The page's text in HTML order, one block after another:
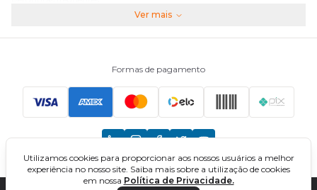
Principais Concursos
CNU
TCU
Ver mais
Formas de pagamento
Utilizamos cookies para proporcionar aos nossos usuários a melhor
experiência no nosso site. Saiba mais sobre a utilização de cookies
em nossa Política de Privacidade.